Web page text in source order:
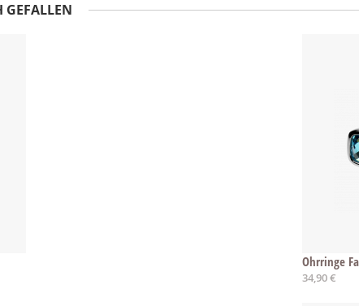
GEFALLEN
Ohrringe
34,90 €